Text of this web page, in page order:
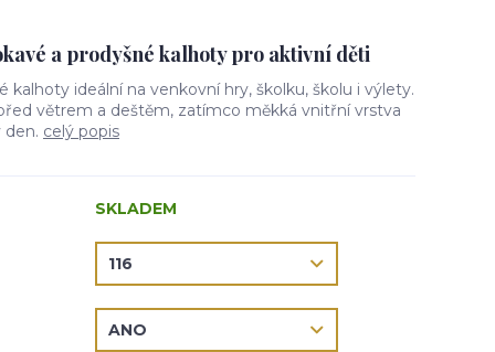
a prodyšné kalhoty pro aktivní děti
kalhoty ideální na venkovní hry, školku, školu i výlety.
větrem a deštěm, zatímco měkká vnitřní vrstva
den. celý popis
SKLADEM